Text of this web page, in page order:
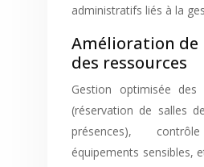
administratifs liés à la
Amélioration de
des ressources
Gestion optimisée des
(réservation de salles
présences),
équipements sensibles,